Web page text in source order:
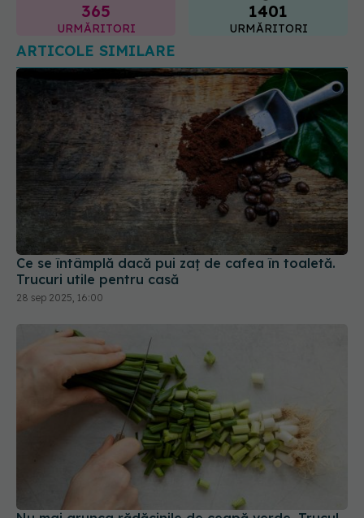
365
URMĂRITORI
1401
URMĂRITORI
ARTICOLE SIMILARE
Ce se întâmplă dacă pui zaț de cafea în toaletă.
Trucuri utile pentru casă
28 sep 2025, 16:00